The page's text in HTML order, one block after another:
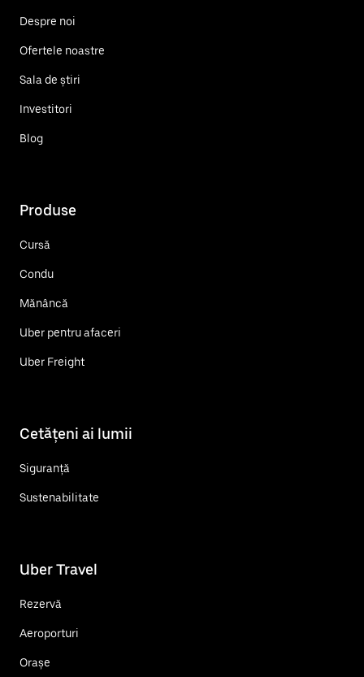
Despre noi
Ofertele noastre
Sala de știri
Investitori
Blog
Produse
Cursă
Condu
Mănâncă
Uber pentru afaceri
Uber Freight
Cetățeni ai lumii
Siguranță
Sustenabilitate
Uber Travel
Rezervă
Aeroporturi
Orașe